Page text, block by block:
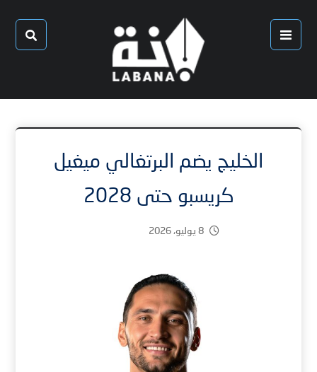
الخليج يضم البرتغالي ميغيل
كريسبو حتى 2028
8 يوليو، 2026